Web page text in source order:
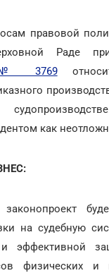
правовой
Раде
№ 3769
как
на судебную
и эффективной
физических и